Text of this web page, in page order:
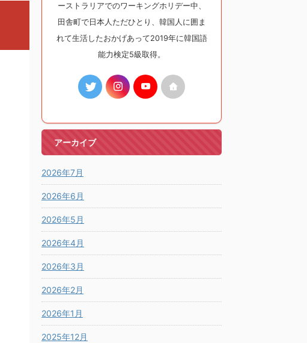
ーストラリアでのワーキングホリデー中、
田舎町で日本人ただひとり、韓国人に囲ま
れて生活したおかげあって2019年に韓国語
能力検定5級取得。
アーカイブ
2026年7月
2026年6月
2026年5月
2026年4月
2026年3月
2026年2月
2026年1月
2025年12月